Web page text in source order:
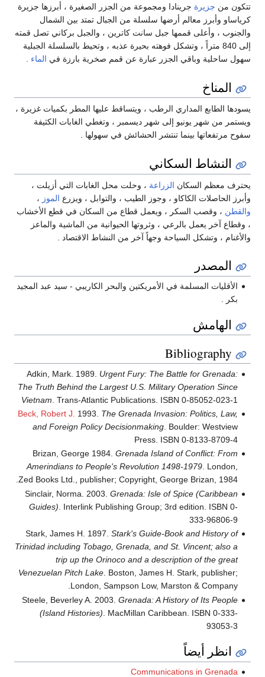
تتكون من جزيرة جرينادا ومجموعة من الجزر الصغيرة ، أبرزها جزيرة
كرياساو وأبرز معالم أرضها سلسلة من الجبال تمتد بين الشمال
والجنوب ، وأعلى قممها جبل سانت كاترين ، والجبل بركاني تصل قمته
إلى 840 متراً ، وتشكل فوهته بحيرة عذبه ، وتحيط بالسلسلة الجبلية
سهول ساحلية وباقي الجزر عبارة عن قمم صخرية بارزة في الماء
المناخ
يسودها الطابع المداري الرطب ، ويتساقط عليها المطر بكميات غزيرة ،
ويستمر من شهر يونيو إلى شهر ديسمبر ، وتغطي الغابات الكثيفة
سفوح مرتفعاتها بينما تنتشر الحشائش في سهولها .
النشاط السكاني
يحترف معظم السكان الزراعة ، وحلت محل الغابات التي أزيلت ،
وأبرز الحاصلات الكاكاو ، وجوز الطيب ، والتوابل ، ويزرع الموز ،
والقطن ، وقصب السكر ، ويعمل قطاع من السكان في قطع الأخشاب
، وقطاع آخر يعمل بالرعي ، وثروتها الحيوانية من الماشية والماعز
والأغنام ، وتشكل السياحة وجهاً آخر من النشاط الاقتصاد .
المصدر
الأقليات المسلمة في الأمريكتين والبحر الكاريبي - سيد عبد المجيد
بكر .
الهامش
Bibliography
Adkin, Mark. 1989. Urgent Fury: The Battle for Grenada:
The Truth Behind the Largest U.S. Military Operation Since
Vietnam . Trans-Atlantic Publications. ISBN 0-85052-023-1
Beck, Robert J.
1993. The Grenada Invasion: Politics, Law,
and Foreign Policy Decisionmaking. Boulder: Westview
Press. ISBN 0-8133-8709-4
Brizan, George 1984. Grenada Island of Conflict: From
Amerindians to People's Revolution 1498-1979. London,
Zed Books Ltd., publisher; Copyright, George Brizan, 1984.
Sinclair, Norma. 2003. Grenada: Isle of Spice (Caribbean
Guides) . Interlink Publishing Group; 3rd edition. ISBN 0-
333-96806-9
Stark, James H. 1897. Stark's Guide-Book and History of
Trinidad including Tobago, Grenada, and St. Vincent; also a
trip up the Orinoco and a description of the great
Venezuelan Pitch Lake. Boston, James H. Stark, publisher;
London, Sampson Low, Marston & Company.
Steele, Beverley A. 2003. Grenada: A History of Its People
(Island Histories) . MacMillan Caribbean. ISBN 0-333-
93053-3
انظر أيضاً
Communications in Grenada